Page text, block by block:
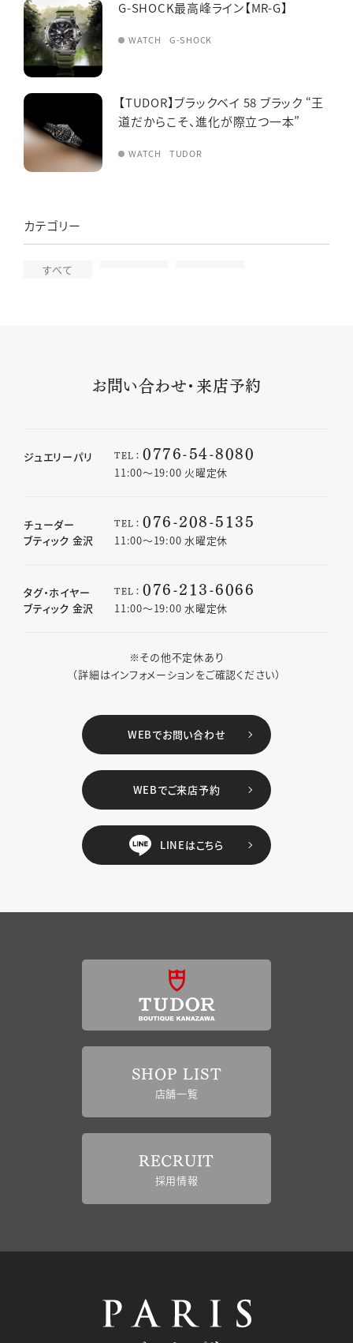
G-SHOCK最高峰ライン【MR-G】
WATCH G-SHOCK
【TUDOR】ブラックベイ 58 ブラック “王
道だからこそ、進化が際立つ一本”
WATCH TUDOR
カテゴリー
すべて
お問い合わせ・来店予約
ジュエリーパリ TEL： 0776-54-8080
11:00〜19:00 火曜定休
チューダー
ブティック 金沢
TEL： 076-208-5135
11:00〜19:00 水曜定休
タグ・ホイヤー
ブティック 金沢
TEL： 076-213-6066
11:00〜19:00 水曜定休
※その他不定休あり
（詳細はインフォメーションをご確認ください）
WEBでお問い合わせ
WEBでご来店予約
LINEはこちら
SHOP LIST
店舗一覧
RECRUIT
採用情報